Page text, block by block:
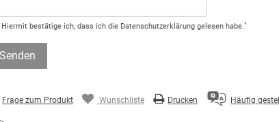
Hiermit bestätige ich, dass ich die Daten­schutz­erklärung gelesen habe.*
Senden
Frage zum Produkt Wunschliste Drucken Häufig